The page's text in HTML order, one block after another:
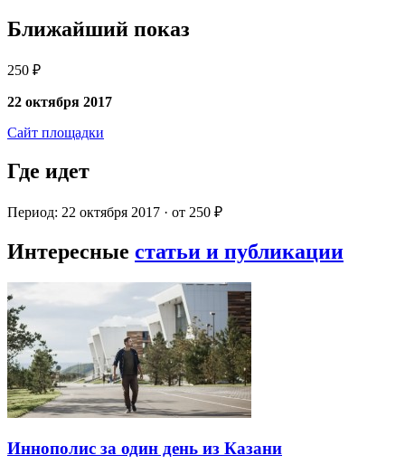
Ближайший показ
250 ₽
22 октября 2017
Сайт площадки
Где идет
Период: 22 октября 2017 · от 250 ₽
Интересные статьи и публикации
Иннополис за один день из Казани